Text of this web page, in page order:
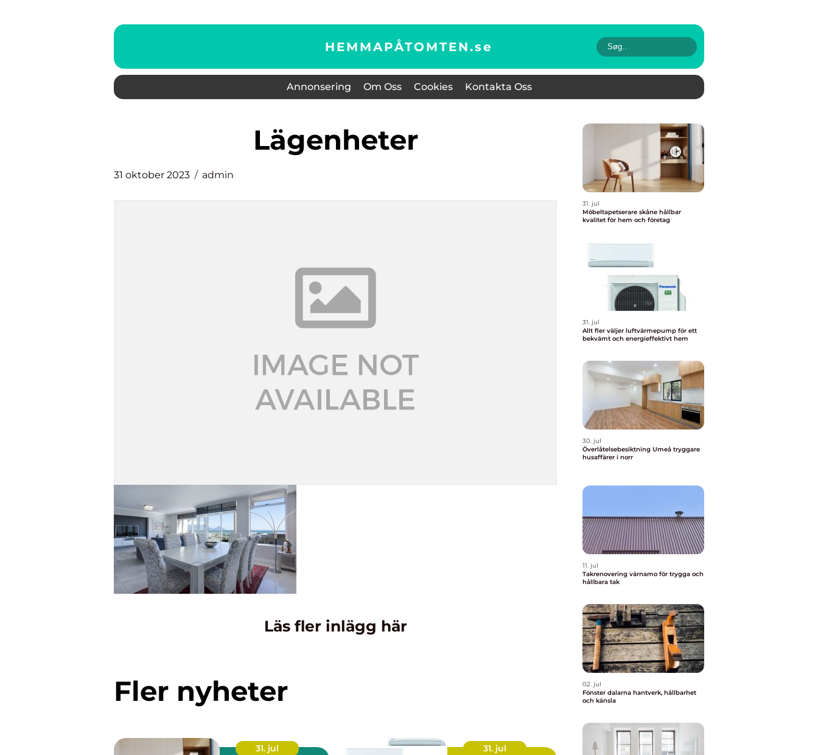
HEMMAPÅTOMTEN.se
Annonsering Om Oss Cookies Kontakta Oss
lägenheter
31 oktober 2023 admin
Läs fler inlägg här
Fler nyheter
31. jul
31. jul
31. jul
Möbeltapetserare skåne hållbar
kvalitet för hem och företag
31. jul
Allt fler väljer luftvärmepump för ett
bekvämt och energieffektivt hem
30. jul
Överlåtelsebesiktning Umeå tryggare
husaffärer i norr
11. jul
Takrenovering värnamo för trygga och
hållbara tak
02. jul
Fönster dalarna hantverk, hållbarhet
och känsla